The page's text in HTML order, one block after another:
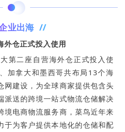
业出海 //
外仓正式投入使用
第二座自营海外仓正式投入使
加拿大和墨西哥共布局13个海
网建设，为全球商家提供包含头
派送的跨境一站式物流仓储解决
境电商物流服务商，菜鸟近年来
于为客户提供本地化的仓储和配